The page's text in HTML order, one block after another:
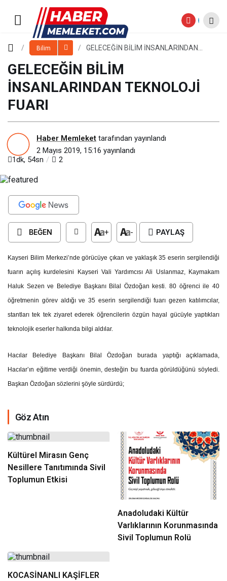
Bilim
GELECEĞİN BİLİM İNSANLARINDAN
GELECEĞİN BİLİM
İNSANLARINDAN TEKNOLOJİ
FUARI
Haber Memleket tarafından yayınlandı
2 Mayıs 2019, 15:16 yayınlandı
1dk, 54sn
2
BEĞEN + - PAYLAŞ
Kayseri Bilim Merkezi’nde görücüye çıkan ve yaklaşık 35 eserin sergilendiği
fuarın açılış kurdelesini Kayseri Vali Yardımcısı Ali Uslanmaz, Kaymakam
Haluk Sezen ve Belediye Başkanı Bilal Özdoğan kesti. 80 öğrenci ile 40
öğretmenin görev aldığı ve 35 eserin sergilendiği fuarı gezen katılımcılar,
stantları tek tek ziyaret ederek öğrencilerin özgün hayal gücüyle yaptıkları
teknolojik eserler halkında bilgi aldılar.
Hacılar Belediye Başkanı Bilal Özdoğan burada yaptığı açıklamada,
Hacılar’ın eğitime verdiği önemin, desteğin bu fuarda görüldüğünü söyledi.
Başkan Özdoğan sözlerini şöyle sürdürdü;
Göz Atın
Kültürel Mirasın Genç
Nesillere Tanıtımında Sivil
Toplumun Etkisi
Anadoludaki Kültür
Varlıklarının Korunmasında
Sivil Toplumun Rolü
KOCASİNANLI KAŞİFLER
GELECEĞİN BİLİM
İNSANLARINDAN TEKNOLOJİ FUARI
Yorum Yap